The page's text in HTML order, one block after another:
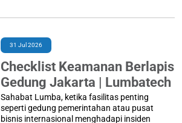
31 Jul 2026
Checklist Keamanan Berlapis
Gedung Jakarta | Lumbatech
Sahabat Lumba, ketika fasilitas penting
seperti gedung pemerintahan atau pusat
bisnis internasional menghadapi insiden